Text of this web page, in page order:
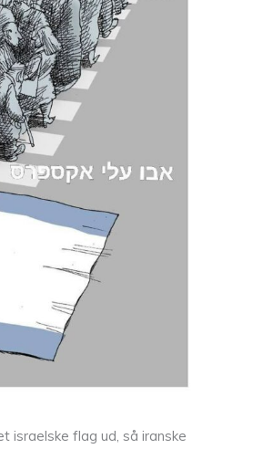
israelske flag ud, så iranske